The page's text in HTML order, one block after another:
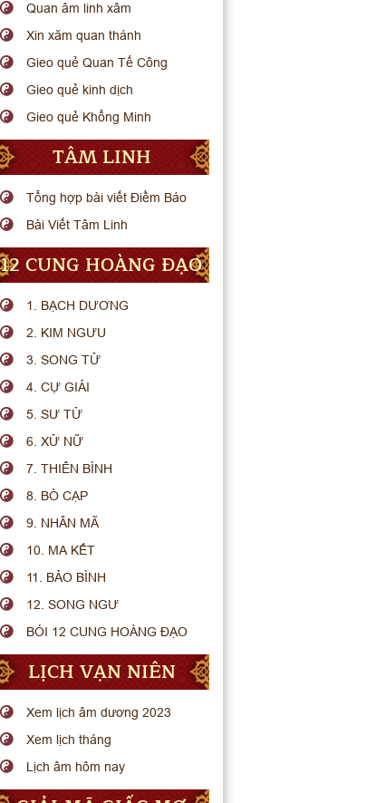
Quan âm linh xâm
Xin xăm quan thánh
Gieo quẻ Quan Tế Công
Gieo quẻ kinh dịch
Gieo quẻ Khổng Minh
TÂM LINH
Tổng hợp bài viết Điềm Báo
Bài Viết Tâm Linh
12 CUNG HOÀNG ĐẠO
1. BẠCH DƯƠNG
2. KIM NGƯU
3. SONG TỬ
4. CỰ GIẢI
5. SƯ TỬ
6. XỬ NỮ
7. THIÊN BÌNH
8. BÒ CẠP
9. NHÂN MÃ
10. MA KẾT
11. BẢO BÌNH
12. SONG NGƯ
BÓI 12 CUNG HOÀNG ĐẠO
LỊCH VẠN NIÊN
Xem lịch âm dương 2023
Xem lịch tháng
Lịch âm hôm nay